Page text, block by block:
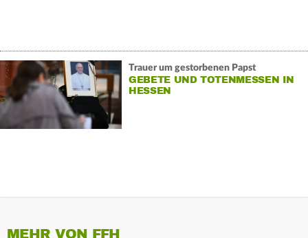
Trauer um gestorbenen Papst
GEBETE UND TOTENMESSEN IN
HESSEN
MEHR VON FFH